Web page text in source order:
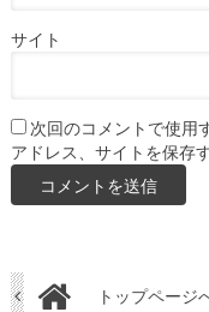
サイト
次回のコメントで使用
アドレス、サイトを保存す
トップページ